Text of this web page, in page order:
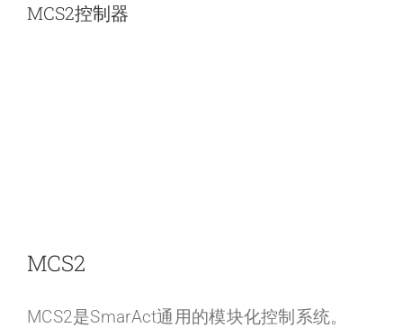
MCS2控制器
MCS2
MCS2是SmarAct通用的模块化控制系统。